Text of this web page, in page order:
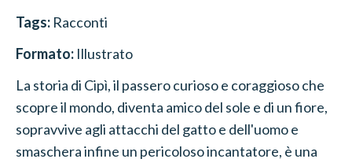
Tags: Racconti
Formato: Illustrato
La storia di Cipì, il passero curioso e coraggioso che
scopre il mondo, diventa amico del sole e di un fiore,
sopravvive agli attacchi del gatto e dell'uomo e
smaschera infine un pericoloso incantatore, è una